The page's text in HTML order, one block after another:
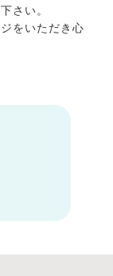
さい。
をいただき心